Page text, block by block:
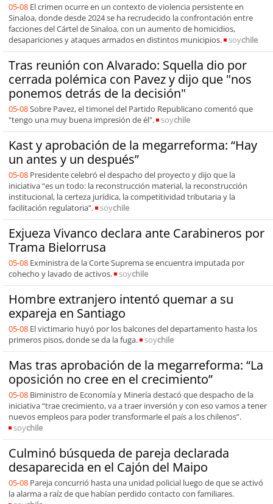
05-08 El crimen ocurre en un contexto de violencia persistente en
Sinaloa, donde desde 2024 se ha recrudecido la confrontación entre
facciones del Cártel de Sinaloa, con un aumento de homicidios,
desapariciones y ataques armados en distintos municipios.
soychile
Tras reunión con Alvarado: Squella dio por
cerrada polémica con Pavez y dijo que "nos
ponemos detrás de la decisión"
05-08Sobre Pavez, el timonel del Partido Republicano comentó que
"tengo una muy buena impresión de él".
soychile
Kast y aprobación de la megarreforma: “Hay
un antes y un después”
05-08 Presidente celebró el despacho del proyecto y dijo que la
iniciativa “es un todo: la reconstrucción material, la reconstrucción
institucional, la certeza jurídica, la competitividad tributaria y la
facilitación regulatoria”.
soychile
Exjueza Vivanco declara ante Carabineros por
Trama Bielorrusa
05-08 Exministra de la Corte Suprema se encuentra imputada por
cohecho y lavado de activos.
soychile
Hombre extranjero intentó quemar a su
expareja en Santiago
05-08 El victimario huyó por los balcones del departamento hasta los
primeros pisos, donde se da la fuga.
soychile
Mas tras aprobación de la megarreforma: “La
oposición no cree en el crecimiento”
05-08 Biministro de Economía y Minería destacó que despacho de la
iniciativa “trae crecimiento, va a traer inversión y con eso vamos a tener
nuevos empleos para poder transformarle el país a los chilenos”.
soychile
Culminó búsqueda de pareja declarada
desaparecida en el Cajón del Maipo
05-08 Pareja concurrió hasta una unidad policial luego de que se activó
la alarma a raíz de que habían perdido contacto con familiares.